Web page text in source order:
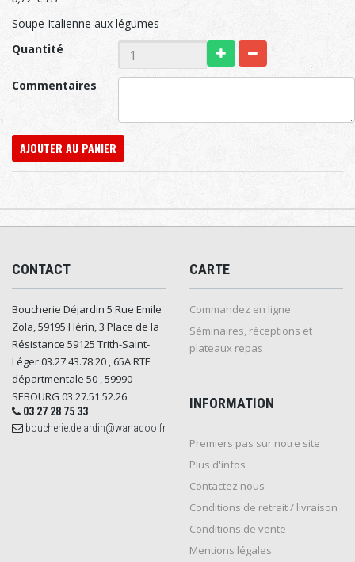
Soupe Italienne aux légumes
Quantité
Commentaires
AJOUTER AU PANIER
CONTACT
Boucherie Déjardin 5 Rue Emile
Zola, 59195 Hérin, 3 Place de la
Résistance 59125 Trith-Saint-
Léger 03.27.43.78.20 , 65A RTE
départmentale 50 , 59990
SEBOURG 03.27.51.52.26
03 27 28 75 33
boucherie.dejardin@wanadoo.fr
CARTE
Commandez en ligne
Séminaires, réceptions et
plateaux repas
INFORMATION
Premiers pas sur notre site
Plus d'infos
Contactez nous
Conditions de retrait / livraison
Conditions de vente
Mentions légales